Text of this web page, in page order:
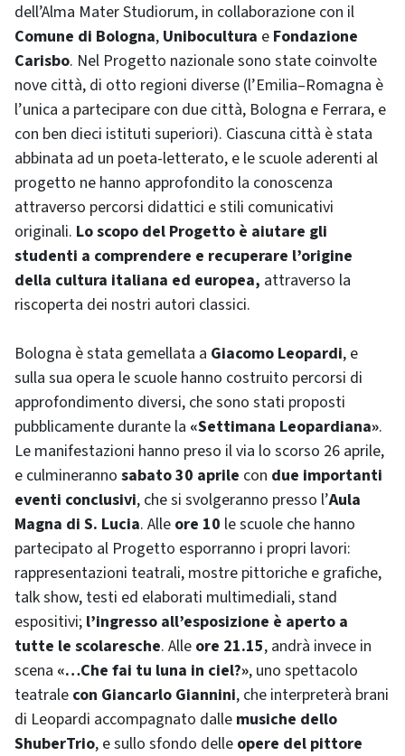
dell’Alma Mater Studiorum, in collaborazione con il
Comune di Bologna, Unibocultura e Fondazione
Carisbo. Nel Progetto nazionale sono state coinvolte
nove città, di otto regioni diverse (l’Emilia–Romagna è
l’unica a partecipare con due città, Bologna e Ferrara, e
con ben dieci istituti superiori). Ciascuna città è stata
abbinata ad un poeta-letterato, e le scuole aderenti al
progetto ne hanno approfondito la conoscenza
attraverso percorsi didattici e stili comunicativi
originali. Lo scopo del Progetto è aiutare gli
studenti a comprendere e recuperare l’origine
della cultura italiana ed europea, attraverso la
riscoperta dei nostri autori classici.
Bologna è stata gemellata a Giacomo Leopardi, e
sulla sua opera le scuole hanno costruito percorsi di
approfondimento diversi, che sono stati proposti
pubblicamente durante la «Settimana Leopardiana».
Le manifestazioni hanno preso il via lo scorso 26 aprile,
e culmineranno sabato 30 aprile con due importanti
eventi conclusivi, che si svolgeranno presso l’Aula
Magna di S. Lucia. Alle ore 10 le scuole che hanno
partecipato al Progetto esporranno i propri lavori:
rappresentazioni teatrali, mostre pittoriche e grafiche,
talk show, testi ed elaborati multimediali, stand
espositivi; l’ingresso all’esposizione è aperto a
tutte le scolaresche. Alle ore 21.15, andrà invece in
scena «…Che fai tu luna in ciel?», uno spettacolo
teatrale con Giancarlo Giannini, che interpreterà brani
di Leopardi accompagnato dalle musiche dello
ShuberTrio, e sullo sfondo delle opere del pittore